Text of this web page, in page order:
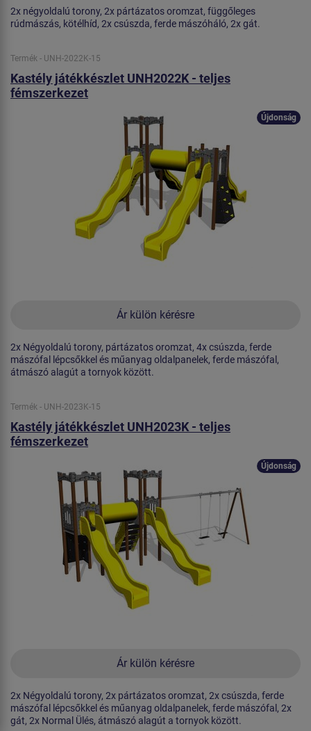
2x négyoldalú torony, 2x pártázatos oromzat, függőleges
rúdmászás, kötélhíd, 2x csúszda, ferde mászóháló, 2x gát.
Termék - UNH-2022K-15
Kastély játékkészlet UNH2022K - teljes
fémszerkezet
Ár külön kérésre
Újdonság
2x Négyoldalú torony, pártázatos oromzat, 4x csúszda, ferde
mászófal lépcsőkkel és műanyag oldalpanelek, ferde mászófal,
átmászó alagút a tornyok között.
Termék - UNH-2023K-15
Kastély játékkészlet UNH2023K - teljes
fémszerkezet
Ár külön kérésre
Újdonság
2x Négyoldalú torony, 2x pártázatos oromzat, 2x csúszda, ferde
mászófal lépcsőkkel és műanyag oldalpanelek, ferde mászófal, 2x
gát, 2x Normal Ülés, átmászó alagút a tornyok között.